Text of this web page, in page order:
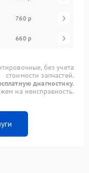
760 р
660 р
без учета
стоимости запчастей.
диагностику.
на неисправность.